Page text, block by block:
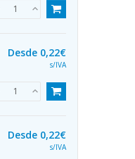
Desde 0,22€
s/IVA
Desde 0,22€
s/IVA